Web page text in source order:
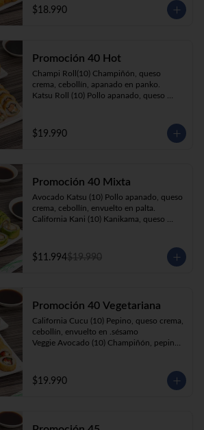
cebollín, apanado en panko.
$18.990
Promoción 40 Hot
Champi Roll(10) Champiñón, queso
crema, cebollín, apanado en panko.
Katsu Roll (10) Pollo apanado, queso
cebollín, apanado en panko.
Kani Roll(10) Kanikama, queso crema,
$19.990
Promoción 40 Mixta
Avocado Katsu (10) Pollo apanado, queso
crema, cebollín, envuelto en palta.
California Kani (10) Kanikama, queso
crema, cebollín, apanado en panko.
Champi Roll (10) Champiñón, queso
$11.994$19.990
Promoción 40 Vegetariana
California Cucu (10) Pepino, queso crema,
cebollín, envuelto en .sésamo
Veggie Avocado (10) Champiñón, pepino,
crema envuelto en panko.
Champi Roll(10) Champiñón, queso
$19.990